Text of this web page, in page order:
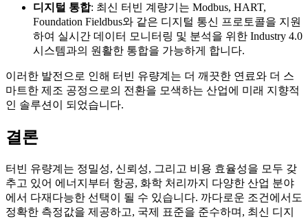
디지털 통합: 최신 터빈 계량기는 Modbus, HART,
Foundation Fieldbus와 같은 디지털 통신 프로토콜을 지원
하여 실시간 데이터 모니터링 및 분석을 위한 Industry 4.0
시스템과의 원활한 통합을 가능하게 합니다.
이러한 발전으로 인해 터빈 유량계는 더 깨끗한 연료와 더 스
마트한 제조 공정으로의 전환을 모색하는 산업에 미래 지향적
인 솔루션이 되었습니다.
결론
터빈 유량계는 정밀성, 신뢰성, 그리고 비용 효율성을 모두 갖
추고 있어 에너지부터 항공, 화학 처리까지 다양한 산업 분야
에서 다재다능한 선택이 될 수 있습니다. 까다로운 조건에서도
정확한 측정값을 제공하고, 국제 표준을 준수하며, 최신 디지